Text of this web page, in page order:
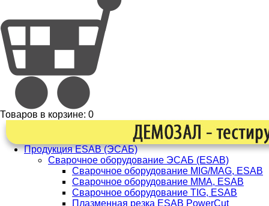
Товаров в корзине: 0
Продукция ESAB (ЭСАБ)
Сварочное оборудование ЭСАБ (ESAB)
Сварочное оборудование MIG/MAG, ESAB
Сварочное оборудование ММА, ESAB
Сварочное оборудование TIG, ESAB
Плазменная резка ESAB PowerCut